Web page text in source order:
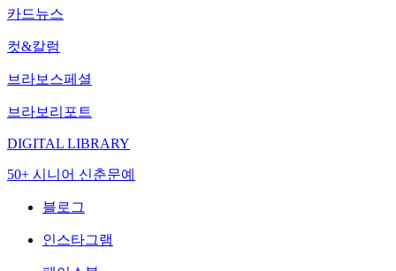
카드뉴스
컷&칼럼
브라보스페셜
브라보리포트
DIGITAL LIBRARY
50+ 시니어 신춘문예
블로그
인스타그램